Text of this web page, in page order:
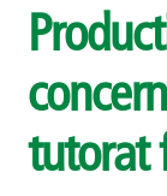
Formations
Organiser une
Offres sur mesure
tutorat